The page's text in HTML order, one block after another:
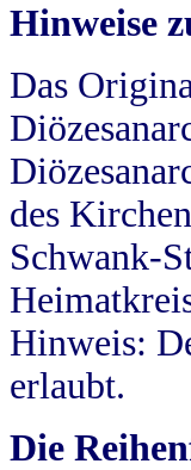
Hinweise
Das
des
Schwank-
Hinweis:
erlaubt.
Die